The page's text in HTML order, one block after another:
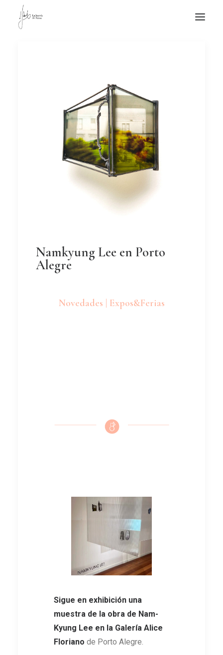
Namkyung Lee en Porto
Alegre
Novedades | Expos&Ferias
Sigue en exhibición una
muestra de la obra de Nam-
Kyung Lee en la Galería Alice
Floriano de Porto Alegre.